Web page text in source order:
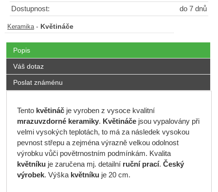
Dostupnost: do 7 dnů
Keramika - Květináče
Popis
Váš dotaz
Poslat známénu
Tentokvětináčje vyroben z vysoce kvalitní
mrazuvzdorné keramiky. Květináčejsou vypalovány při
velmi vysokých teplotách, to má za následek vysokou
pevnost střepu a zejména výrazně velkou odolnost
výrobku vůči povětrnostním podmínkám. Kvalita
květníkuje zaručena mj. detailní ruční prací. Český
výrobek. Výška květníkuje 20 cm.